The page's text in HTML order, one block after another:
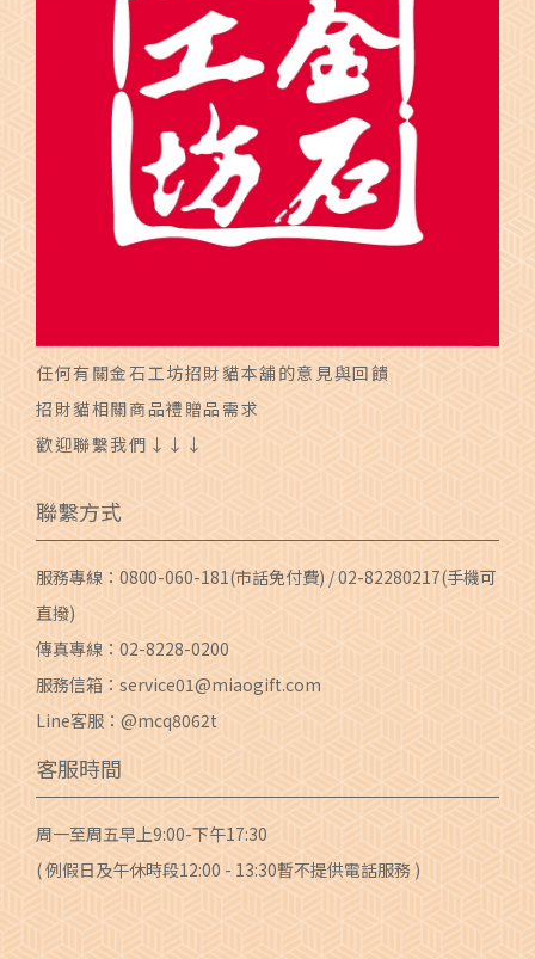
任何有關金石工坊招財貓本舖的意見與回饋
招財貓相關商品禮贈品需求
歡迎聯繫我們↓↓↓
聯繫方式
服務專線：0800-060-181(市話免付費) /02-82280217(手機可
直撥)
傳真專線：02-8228-0200
服務信箱：service01@miaogift.com
Line客服：@mcq8062t
客服時間
周一至周五早上9:00-下午17:30
( 例假日及午休時段12:00 - 13:30暫不提供電話服務 )